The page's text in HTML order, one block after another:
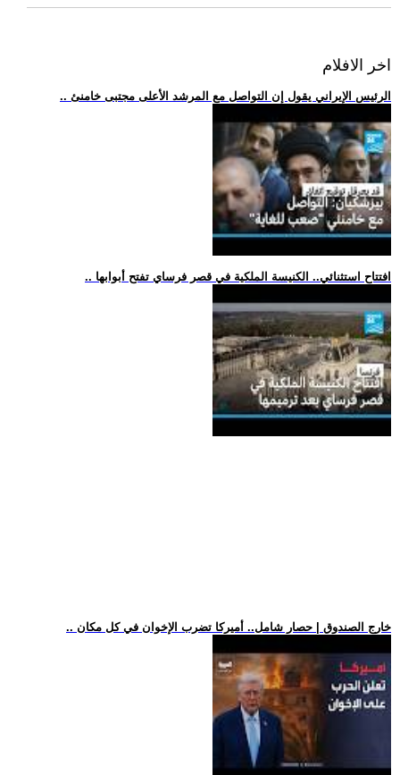
اخر الافلام
.. الرئيس الإيراني يقول إن التواصل مع المرشد الأعلى مجتبى خامنئ
.. افتتاح استثنائي.. الكنيسة الملكية في قصر فرساي تفتح أبوابها
.. خارج الصندوق | حصار شامل.. أميركا تضرب الإخوان في كل مكان